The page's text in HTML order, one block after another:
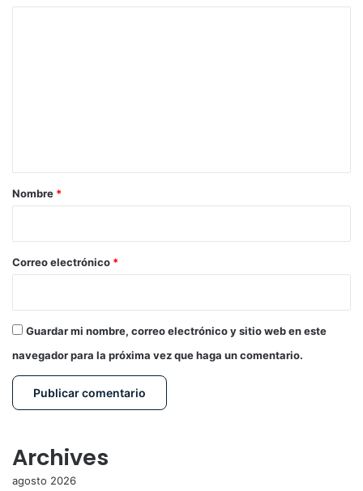
r
*
Nombre *
Correo electrónico *
Guardar mi nombre, correo electrónico y sitio web en este
navegador para la próxima vez que haga un comentario.
Archives
agosto 2026